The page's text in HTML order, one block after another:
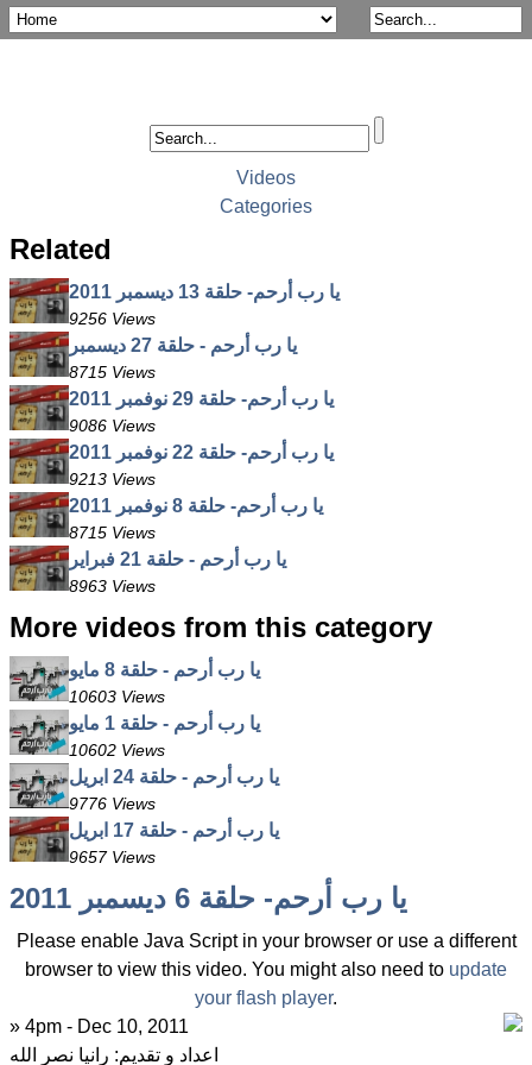
Videos
Categories
Related
يا رب أرحم- حلقة 13 ديسمبر 2011
9256 Views
يا رب أرحم - حلقة 27 ديسمبر
8715 Views
يا رب أرحم- حلقة 29 نوفمبر 2011
9086 Views
يا رب أرحم- حلقة 22 نوفمبر 2011
9213 Views
يا رب أرحم- حلقة 8 نوفمبر 2011
8715 Views
يا رب أرحم - حلقة 21 فبراير
8963 Views
More videos from this category
يا رب أرحم - حلقة 8 مايو
10603 Views
يا رب أرحم - حلقة 1 مايو
10602 Views
يا رب أرحم - حلقة 24 ابريل
9776 Views
يا رب أرحم - حلقة 17 ابريل
9657 Views
يا رب أرحم- حلقة 6 ديسمبر 2011
Please enable Java Script in your browser or use a different
browser to view this video. You might also need to update
your flash player.
» 4pm - Dec 10, 2011
اعداد و تقديم: رانيا نصر الله